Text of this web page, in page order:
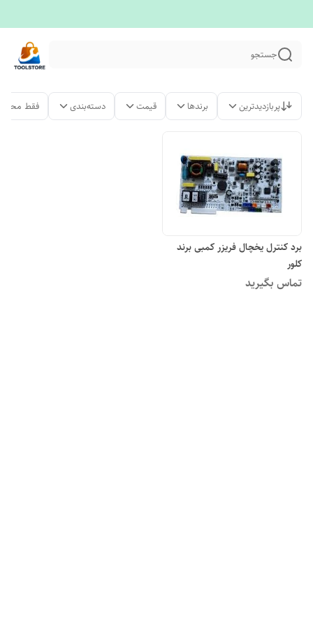
جستجو
پربازدیدترین برندها قیمت دسته‌بندی فقط
برد کنترل یخچال فریزر کمبی برند
کلور
تماس بگیرید